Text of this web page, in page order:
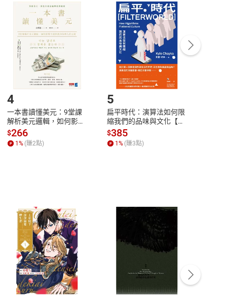
點選「瀏覽訂單明細」 「申請取消訂單/退
貨。
付款方式
Payment
完成訂單
Complete
號，下載書籍後看書
客服資訊
服務時間：週一到週五 10:00-12:00、
4
一本書讀懂美元：9堂課
解析美元邏輯，如何影響
全球經濟和每個人的投資
【電子書】
$266
1% (賺2點)
5
扁平時代：演算法如何限
縮我們的品味與文化【電
子書】
$385
1% (賺3點)